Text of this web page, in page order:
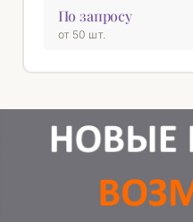
По запросу
от 50 шт.